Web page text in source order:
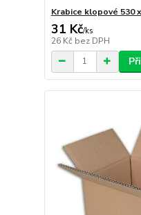
Krabice klopové 530
31 Kč/ks
26 Kč bez DPH